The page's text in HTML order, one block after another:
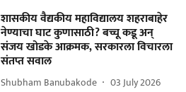
शासकीय वैद्यकीय महाविद्यालय शहराबाहेर
नेण्याचा घाट कुणासाठी? बच्चू कडू अन्
संजय खोडके आक्रमक, सरकारला विचारला
संतप्त सवाल
Shubham Banubakode 03 July 2026